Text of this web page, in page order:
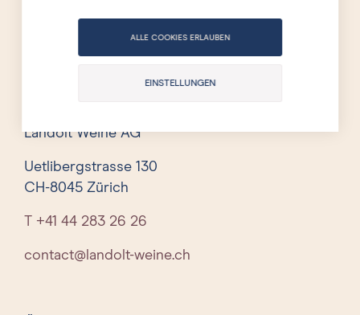
Landolt Weine AG
Uetlibergstrasse 130
CH-8045 Zürich
T +41 44 283 26 26
contact@landolt-weine.ch
ALLE COOKIES ERLAUBEN
EINSTELLUNGEN